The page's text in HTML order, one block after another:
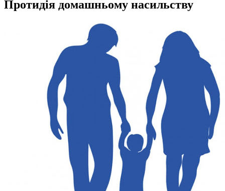
Протидія домашньому насильству